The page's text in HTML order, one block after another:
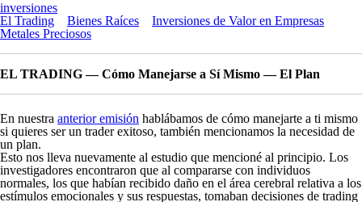
inversiones
El Trading
Bienes Raíces
Inversiones de Valor en Empresas
Metales Preciosos
EL TRADING — Cómo Manejarse a Sí Mismo — El Plan
En nuestra anterior emisión hablábamos de cómo manejarte a ti mismo
si quieres ser un traderexitoso, también mencionamos la necesidad de
un plan.
Esto nos lleva nuevamente al estudio que mencioné al principio. Los
investigadores encontraron que al compararse con individuos
normales, los que habían recibido daño en el área cerebral relativa a los
estímulos emocionales y sus respuestas, tomaban decisiones de trading